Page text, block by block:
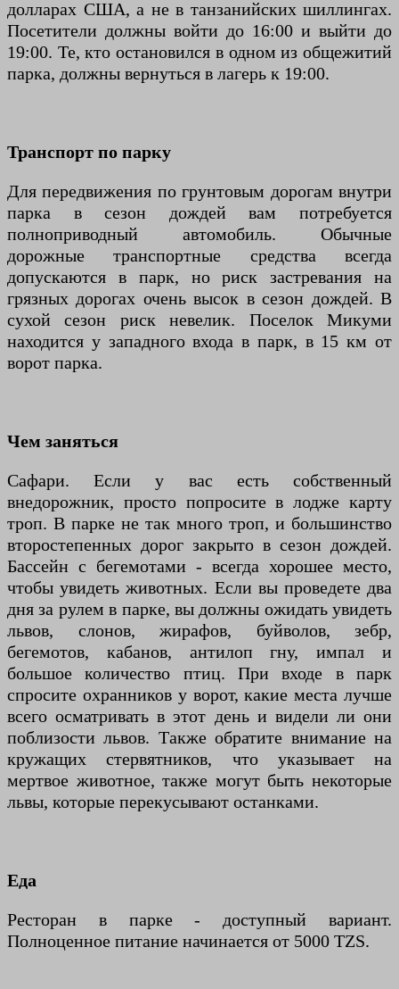
долларах США, а не в танзанийских шиллингах.
Посетители должны войти до 16:00 и выйти до
19:00. Те, кто остановился в одном из общежитий
парка, должны вернуться в лагерь к 19:00.
Транспорт по парку
Для передвижения по грунтовым дорогам внутри
парка в сезон дождей вам потребуется
полноприводный автомобиль. Обычные
дорожные транспортные средства всегда
допускаются в парк, но риск застревания на
грязных дорогах очень высок в сезон дождей. В
сухой сезон риск невелик. Поселок Микуми
находится у западного входа в парк, в 15 км от
ворот парка.
Чем заняться
Сафари. Если у вас есть собственный
внедорожник, просто попросите в лодже карту
троп. В парке не так много троп, и большинство
второстепенных дорог закрыто в сезон дождей.
Бассейн с бегемотами - всегда хорошее место,
чтобы увидеть животных. Если вы проведете два
дня за рулем в парке, вы должны ожидать увидеть
львов, слонов, жирафов, буйволов, зебр,
бегемотов, кабанов, антилоп гну, импал и
большое количество птиц. При входе в парк
спросите охранников у ворот, какие места лучше
всего осматривать в этот день и видели ли они
поблизости львов. Также обратите внимание на
кружащих стервятников, что указывает на
мертвое животное, также могут быть некоторые
львы, которые перекусывают останками.
Еда
Ресторан в парке - доступный вариант.
Полноценное питание начинается от 5000 TZS.